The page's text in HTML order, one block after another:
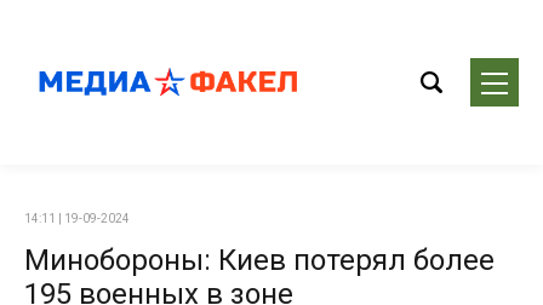
14:11 | 19-09-2024
Минобороны: Киев потерял более
195 военных в зоне